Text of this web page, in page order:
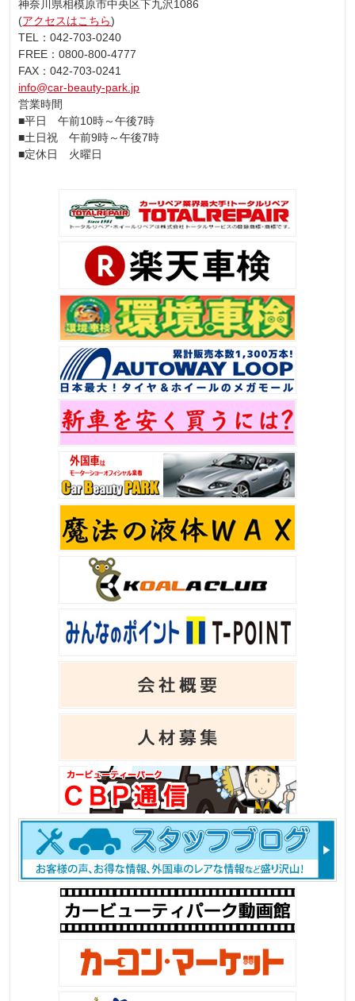
神奈川県相模原市中央区下九沢1086
(アクセスはこちら)
TEL：042-703-0240
FREE：0800-800-4777
FAX：042-703-0241
info@car-beauty-park.jp
営業時間
■平日 午前10時～午後7時
■土日祝 午前9時～午後7時
■定休日 火曜日